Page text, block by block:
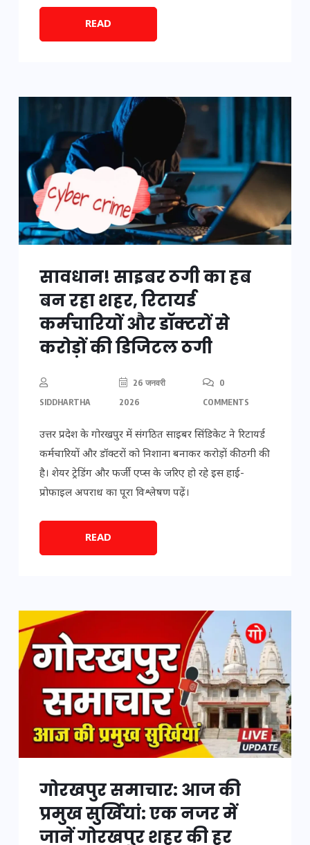
READ
सावधान! साइबर ठगी का हब
बन रहा शहर, रिटायर्ड
कर्मचारियों और डॉक्टरों से
करोड़ों की डिजिटल ठगी
SIDDHARTHA
26 जनवरी
2026
0
COMMENTS
उत्तर प्रदेश के गोरखपुर में संगठित साइबर सिंडिकेट ने रिटायर्ड
कर्मचारियों और डॉक्टरों को निशाना बनाकर करोड़ों की ठगी की
है। शेयर ट्रेडिंग और फर्जी एप्स के जरिए हो रहे इस हाई-
प्रोफाइल अपराध का पूरा विश्लेषण पढ़ें।
READ
गोरखपुर समाचार: आज की
प्रमुख सुर्खियां: एक नजर में
जानें गोरखपुर शहर की हर